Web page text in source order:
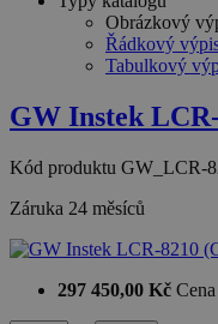
Obrázkový
Řádkový
Tabulkový
GW Instek
Kód produktu GW_LCR-
Záruka 24 měsíců
297 450,00 Kč